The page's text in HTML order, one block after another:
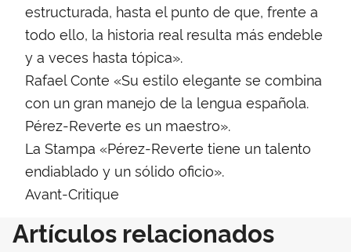
estructurada, hasta el punto de que, frente a
todo ello, la historia real resulta más endeble
y a veces hasta tópica».
Rafael Conte «Su estilo elegante se combina
con un gran manejo de la lengua española.
Pérez-Reverte es un maestro».
La Stampa «Pérez-Reverte tiene un talento
endiablado y un sólido oficio».
Avant-Critique
Artículos relacionados